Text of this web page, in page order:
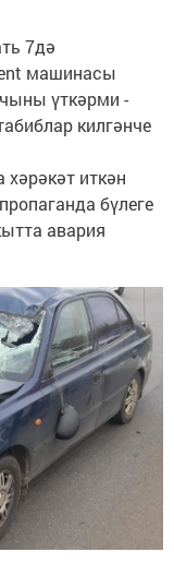
7дә
машинасы
үткәрми -
килгәнче
иткән
бүлеге
авария